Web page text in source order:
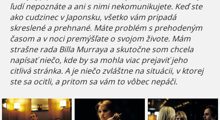
ľudí nepoznáte a ani s nimi nekomunikujete. Keď ste
ako cudzinec v Japonsku, všetko vám pripadá
skreslené a prehnané. Máte problém s prehodeným
časom a v noci premýšľate o svojom živote. Mám
strašne rada Billa Murraya a skutočne som chcela
napísať niečo, kde by sa mohla viac prejaviť jeho
citlivá stránka. A je niečo zvláštne na situácii, v ktorej
ste sa ocitli, a pritom sa vám to vôbec nepáči.